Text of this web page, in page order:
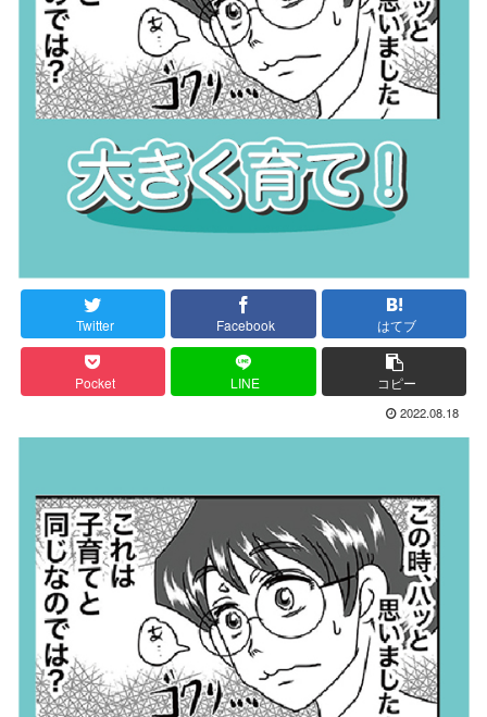
Twitter Facebook はてブ
Pocket LINE コピー
2022.08.18